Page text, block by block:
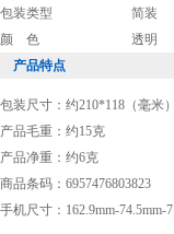
包装类型
简装
颜 色
透明
产品特点
包装尺寸：约210*118（毫米）
产品毛重：约15克
产品净重：约6克
商品条码：6957476803823
手机尺寸：162.9mm-74.5mm-